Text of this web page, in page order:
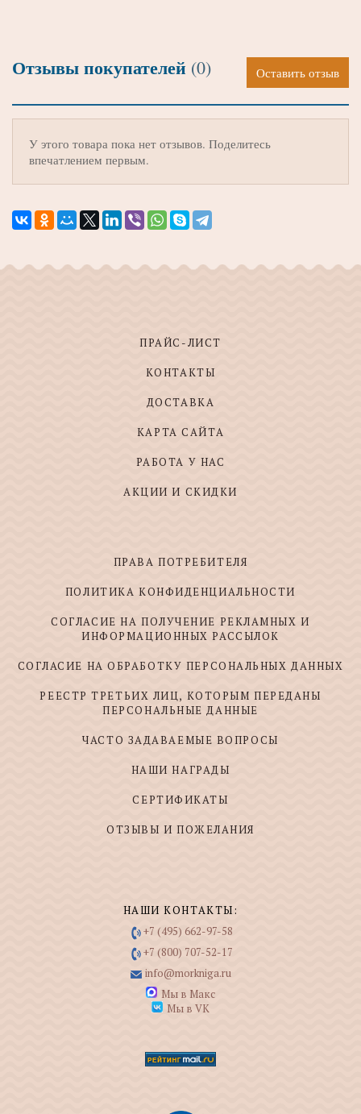
Отзывы покупателей (0) Оставить отзыв
У этого товара пока нет отзывов. Поделитесь
впечатлением первым.
ПРАЙС-ЛИСТ
КОНТАКТЫ
ДОСТАВКА
КАРТА САЙТА
РАБОТА У НАС
АКЦИИ И СКИДКИ
ПРАВА ПОТРЕБИТЕЛЯ
ПОЛИТИКА КОНФИДЕНЦИАЛЬНОСТИ
СОГЛАСИЕ НА ПОЛУЧЕНИЕ РЕКЛАМНЫХ И
ИНФОРМАЦИОННЫХ РАССЫЛОК
СОГЛАСИЕ НА ОБРАБОТКУ ПЕРСОНАЛЬНЫХ ДАННЫХ
РЕЕСТР ТРЕТЬИХ ЛИЦ, КОТОРЫМ ПЕРЕДАНЫ
ПЕРСОНАЛЬНЫЕ ДАННЫЕ
ЧАСТО ЗАДАВАЕМЫЕ ВОПРОСЫ
НАШИ НАГРАДЫ
СЕРТИФИКАТЫ
ОТЗЫВЫ И ПОЖЕЛАНИЯ
НАШИ КОНТАКТЫ:
+7 (495) 662-97-58
+7 (800) 707-52-17
info@morkniga.ru
Мы в Макс
Мы в VK